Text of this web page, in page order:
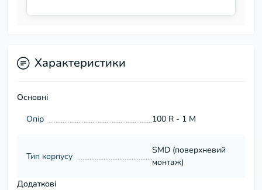
Характеристики
Основні
Опір
100 R - 1 М
Тип корпусу
SMD (поверхневий
монтаж)
Додаткові